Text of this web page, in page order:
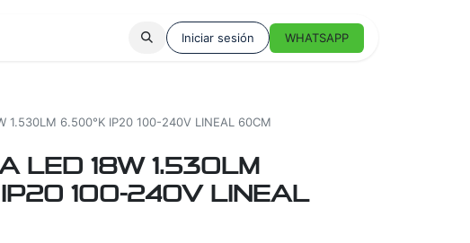
Iniciar sesión WHATSAPP
1.530LM 6.500°K IP20 100-240V LINEAL 60CM
LED 18W 1.530LM
100-240V LINEAL